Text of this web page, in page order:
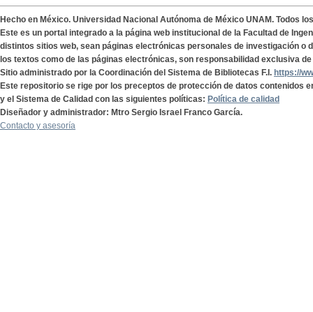
Hecho en México. Universidad Nacional Autónoma de México UNAM. Todos
Este es un portal integrado a la página web institucional de la Facultad de
distintos sitios web, sean páginas electrónicas personales de investigación o
los textos como de las páginas electrónicas, son responsabilidad exclusiva
Sitio administrado por la Coordinación del Sistema de Bibliotecas F.I. https://
Este repositorio se rige por los preceptos de protección de datos contenidos
y el Sistema de Calidad con las siguientes políticas: Política de calidad
Diseñador y administrador: Mtro Sergio Israel Franco García.
Contacto y asesoría